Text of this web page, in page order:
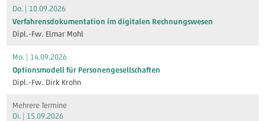
Do. | 10.09.2026
Verfahrensdokumentation im digitalen Rechnungswesen
Dipl.-Fw. Elmar Mohl
Mo. | 14.09.2026
Optionsmodell für Personengesellschaften
Dipl.-Fw. Dirk Krohn
Mehrere Termine
Di. | 15.09.2026